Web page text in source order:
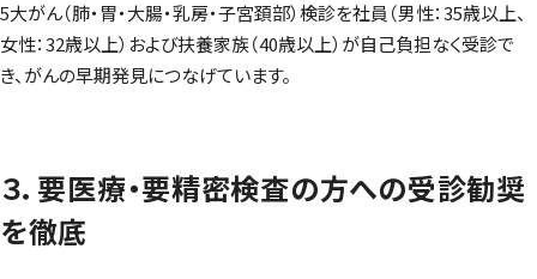
5大がん（肺・胃・大腸・乳房・子宮頚部）検診を社員（男性：35歳以上、
女性：32歳以上）および扶養家族（40歳以上）が自己負担なく受診で
き、がんの早期発見につなげています。
３．要医療・要精密検査の方への受診勧奨
を徹底